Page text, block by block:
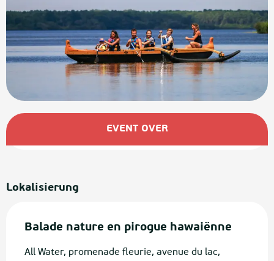
Öffnungszeiten & Kontaktdaten
EVENT OVER
Lokalisierung
Balade nature en pirogue hawaiënne
All Water, promenade fleurie, avenue du lac,